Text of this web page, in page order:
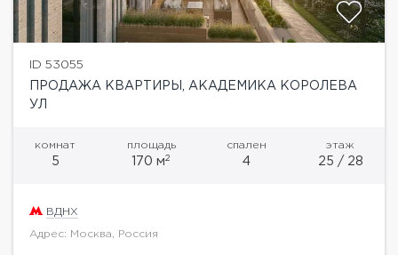
ID 53055
ПРОДАЖА КВАРТИРЫ, АКАДЕМИКА КОРОЛЕВА
УЛ
комнат
5
площадь
170 м2
спален
4
этаж
25 / 28
ВДНХ
Адрес: Москва, Россия